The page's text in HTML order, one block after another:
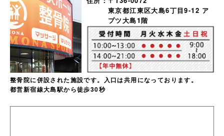
東京都江東区大島6丁目9-12 ア
プツ大島1階
整骨院に併設された施設です。入口は共用になっております。
都営新宿線大島駅から徒歩30秒